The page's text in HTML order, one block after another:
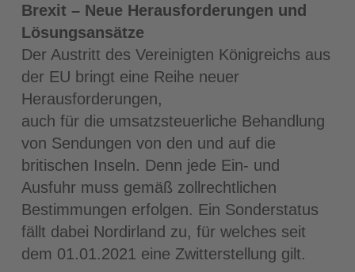
Brexit – Neue Herausforderungen und
Lösungsansätze
Der Austritt des Vereinigten Königreichs aus
der EU bringt eine Reihe neuer
Herausforderungen,
auch für die umsatzsteuerliche Behandlung
von Sendungen von den und auf die
britischen Inseln. Denn jede Ein- und
Ausfuhr muss gemäß zollrechtlichen
Bestimmungen erfolgen. Ein Sonderstatus
fällt dabei Nordirland zu, für welches seit
dem 01.01.2021 eine Zwitterstellung gilt.